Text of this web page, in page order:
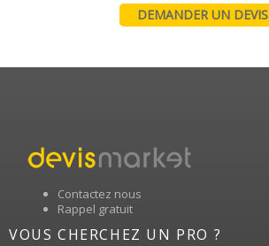
DEMANDER UN DEVIS
Contactez nous
Rappel gratuit
VOUS CHERCHEZ UN PRO ?